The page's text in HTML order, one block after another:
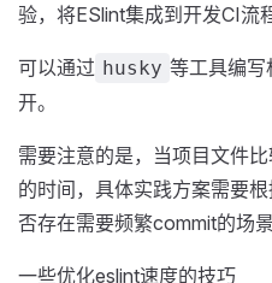
验，将ESlint集成到开发CI流
可以通过 husky 等工具编写
开。
需要注意的是，当项目文件
的时间，具体实践方案需要
否存在需要频繁commit的场景
一些优化eslint速度的技巧